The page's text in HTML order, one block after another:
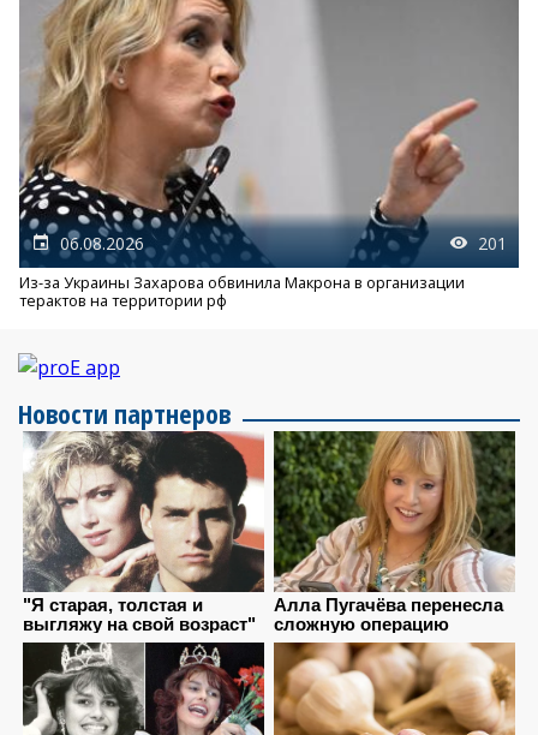
06.08.2026 201
Из-за Украины Захарова обвинила Макрона в организации
терактов на территории рф
Новости партнеров